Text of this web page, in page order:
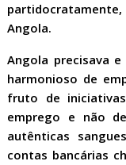
Angola.
Angola precisava
harmonioso de
fruto de
emprego e não
autênticas
contas bancárias